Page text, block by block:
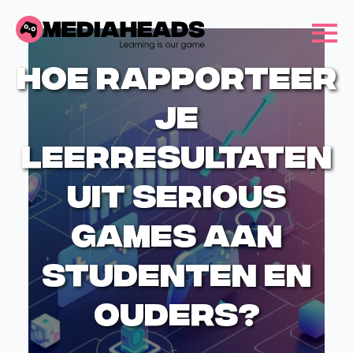
Hoe rapporteer
je
leerresultaten
uit serious
games aan
studenten en
ouders?